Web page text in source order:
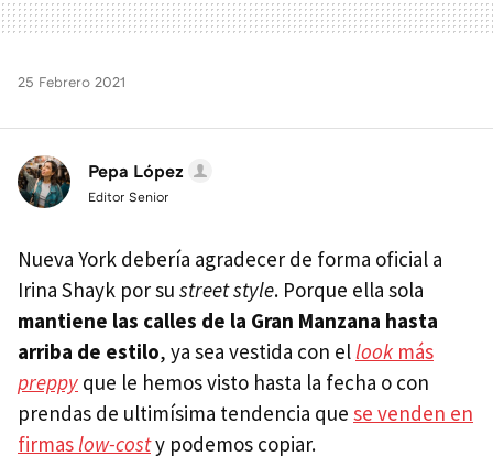
25 Febrero 2021
Pepa López
Editor Senior
Nueva York debería agradecer de forma oficial a
Irina Shayk por su street style. Porque ella sola
mantiene las calles de la Gran Manzana hasta
arriba de estilo, ya sea vestida con el look más
preppy que le hemos visto hasta la fecha o con
prendas de ultimísima tendencia que se venden en
firmas low-costy podemos copiar.